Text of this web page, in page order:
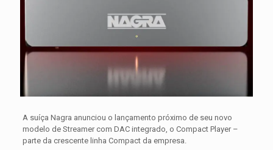
A suíça Nagra anunciou o lançamento próximo de seu novo
modelo de Streamer com DAC integrado, o Compact Player –
parte da crescente linha Compact da empresa.